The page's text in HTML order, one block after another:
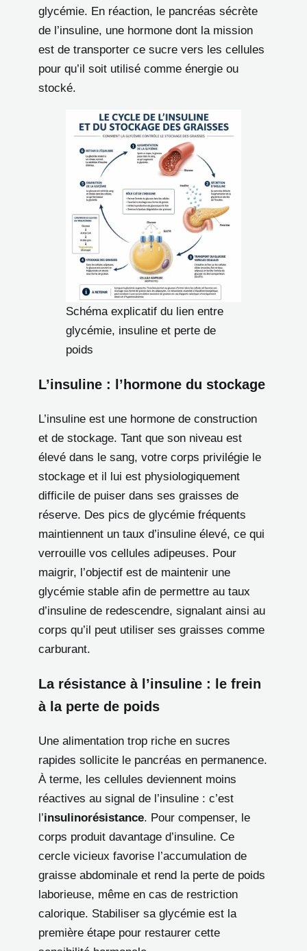
glycémie. En réaction, le pancréas sécrète
de l’insuline, une hormone dont la mission
est de transporter ce sucre vers les cellules
pour qu’il soit utilisé comme énergie ou
stocké.
Schéma explicatif du lien entre
glycémie, insuline et perte de
poids
L’insuline : l’hormone du stockage
L’insuline est une hormone de construction
et de stockage. Tant que son niveau est
élevé dans le sang, votre corps privilégie le
stockage et il lui est physiologiquement
difficile de puiser dans ses graisses de
réserve. Des pics de glycémie fréquents
maintiennent un taux d’insuline élevé, ce qui
verrouille vos cellules adipeuses. Pour
maigrir, l’objectif est de maintenir une
glycémie stable afin de permettre au taux
d’insuline de redescendre, signalant ainsi au
corps qu’il peut utiliser ses graisses comme
carburant.
La résistance à l’insuline : le frein
à la perte de poids
Une alimentation trop riche en sucres
rapides sollicite le pancréas en permanence.
À terme, les cellules deviennent moins
réactives au signal de l’insuline : c’est
l’insulinorésistance. Pour compenser, le
corps produit davantage d’insuline. Ce
cercle vicieux favorise l’accumulation de
graisse abdominale et rend la perte de poids
laborieuse, même en cas de restriction
calorique. Stabiliser sa glycémie est la
première étape pour restaurer cette